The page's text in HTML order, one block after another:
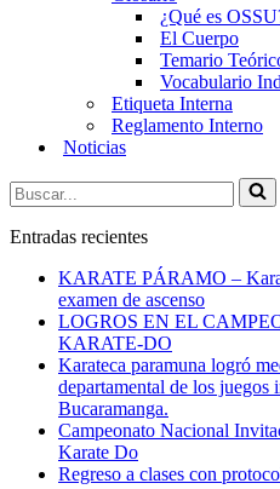
¿Qué es
El Cuerpo
Temario
Vocabulario
Etiqueta Interna
Reglamento Interno
Noticias
Buscar...
Entradas recientes
KARATE PÁRAMO –
examen de ascenso
LOGROS EN EL
KARATE-DO
Karateca paramuna logró
departamental de los juegos
Bucaramanga.
Campeonato Nacional
Karate Do
Regreso a clases con